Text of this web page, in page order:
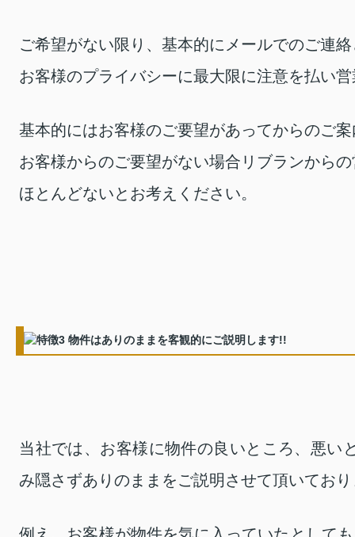
ご希望がない限り、基本的にメールでのご連
お客様のプライバシーに最大限に注意を払い
基本的にはお客様のご要望があってからのご
お客様からのご要望がない場合リブランから
ほとんどないとお考えください。
当社では、お客様に物件の良いところ、悪い
み隠さずありのままをご説明させて頂いてお